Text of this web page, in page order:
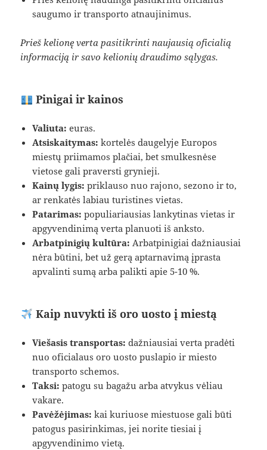
saugumo ir transporto atnaujinimus.
Prieš kelionę verta pasitikrinti naujausią oficialią
informaciją ir savo kelionių draudimo sąlygas.
Pinigai ir kainos
Valiuta: euras.
Atsiskaitymas: kortelės daugelyje Europos
miestų priimamos plačiai, bet smulkesnėse
vietose gali praversti grynieji.
Kainų lygis: priklauso nuo rajono, sezono ir to,
ar renkatės labiau turistines vietas.
Patarimas: populiariausias lankytinas vietas ir
apgyvendinimą verta planuoti iš anksto.
Arbatpinigių kultūra: Arbatpinigiai dažniausiai
nėra būtini, bet už gerą aptarnavimą įprasta
apvalinti sumą arba palikti apie 5-10 %.
Kaip nuvykti iš oro uosto į miestą
Viešasis transportas: dažniausiai verta pradėti
nuo oficialaus oro uosto puslapio ir miesto
transporto schemos.
Taksi: patogu su bagažu arba atvykus vėliau
vakare.
Pavėžėjimas: kai kuriuose miestuose gali būti
patogus pasirinkimas, jei norite tiesiai į
apgyvendinimo vietą.